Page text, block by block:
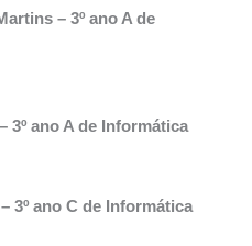
– 3º ano A de
3º ano A de Informática
3º ano C de Informática